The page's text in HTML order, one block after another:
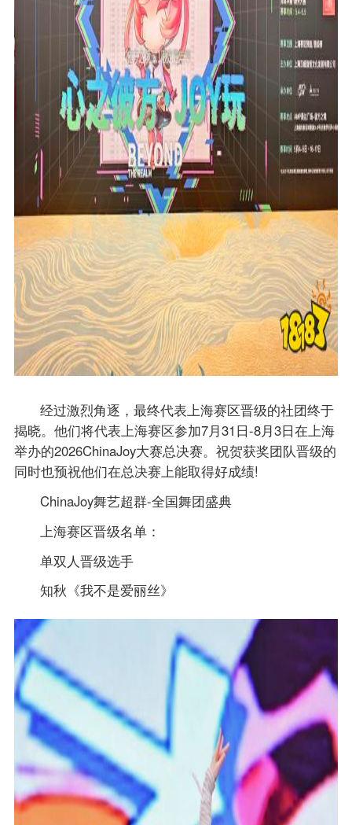
经过激烈角逐，最终代表上海赛区晋级的社团终于
揭晓。他们将代表上海赛区参加7月31日-8月3日在上海
举办的2026ChinaJoy大赛总决赛。祝贺获奖团队晋级的
同时也预祝他们在总决赛上能取得好成绩!
ChinaJoy舞艺超群-全国舞团盛典
上海赛区晋级名单：
单双人晋级选手
知秋《我不是爱丽丝》